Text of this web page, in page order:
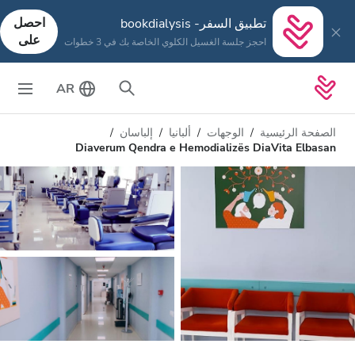
تطبيق السفر- bookdialysis
احجز جلسة الغسيل الكلوي الخاصة بك في 3 خطوات
احصل
على
AR
الصفحة الرئيسية الوجهات ألبانيا
إلباسان
Diaverum Qendra e Hemodializës DiaVita Elbasan